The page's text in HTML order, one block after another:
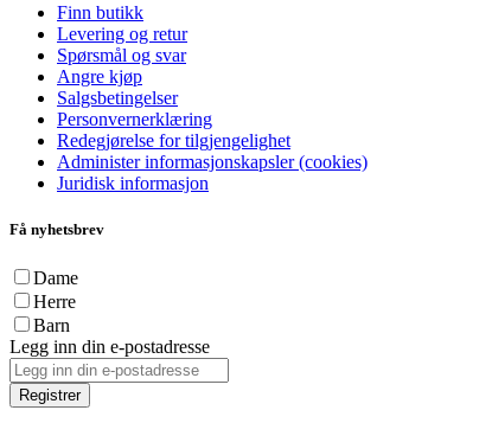
Finn butikk
Levering og retur
Spørsmål og svar
Angre kjøp
Salgsbetingelser
Personvernerklæring
Redegjørelse for tilgjengelighet
Administer informasjonskapsler (cookies)
Juridisk informasjon
Få nyhetsbrev
Dame
Herre
Barn
Legg inn din e-postadresse
Registrer